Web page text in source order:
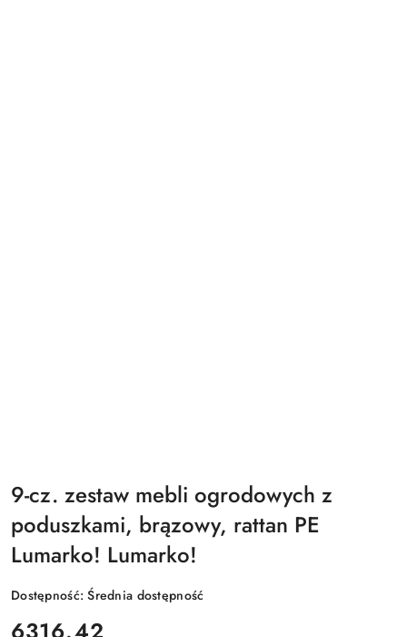
9-cz. zestaw mebli ogrodowych z
poduszkami, brązowy, rattan PE
Lumarko! Lumarko!
Dostępność:Średnia dostępność
cena: